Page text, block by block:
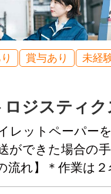
内禁煙(屋外に喫煙
時給1,100円
賞与あり 未経
ジスティク
レットペーパー
できた場合の
流れ】＊作業は
積み込み → 配